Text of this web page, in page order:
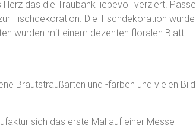
das die Traubank liebevoll verziert.
Tischdekoration. Die Tischdekoration
wurden mit einem dezenten floralen Blatt
Brautstraußarten und -farben und vielen
sich das erste Mal auf einer Messe